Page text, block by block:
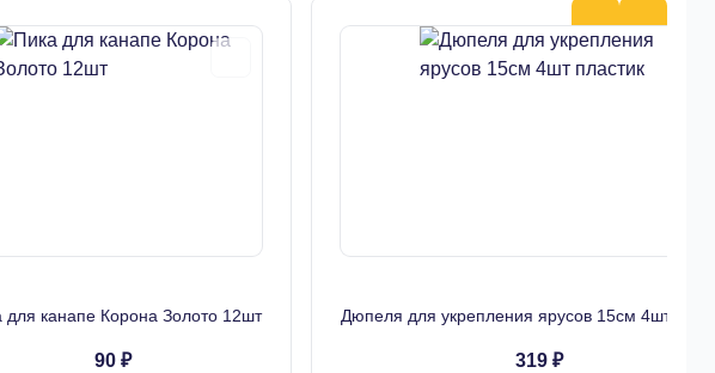
для канапе Корона Золото 12шт
90 ₽
Дюпеля для укрепления ярусов 15см 4шт
319 ₽